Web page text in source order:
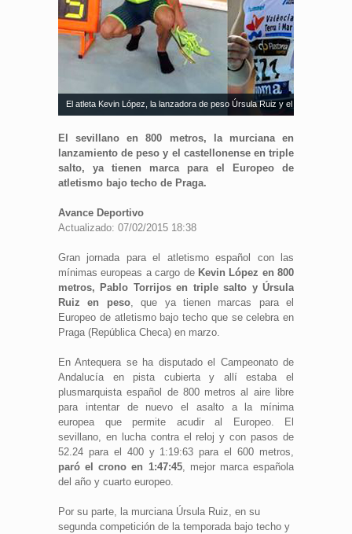
El atleta Kevin López, la lanzadora de peso Úrsula Ruiz y el triplista Pablo
El sevillano en 800 metros, la murciana en
lanzamiento de peso y el castellonense en triple
salto, ya tienen marca para el Europeo de
atletismo bajo techo de Praga.
Avance Deportivo
Actualizado: 07/02/2015 18:38
Gran jornada para el atletismo español con las
mínimas europeas a cargo de Kevin López en 800
metros, Pablo Torrijos en triple salto y Úrsula
Ruiz en peso, que ya tienen marcas para el
Europeo de atletismo bajo techo que se celebra en
Praga (República Checa) en marzo.
En Antequera se ha disputado el Campeonato de
Andalucía en pista cubierta y allí estaba el
plusmarquista español de 800 metros al aire libre
para intentar de nuevo el asalto a la mínima
europea que permite acudir al Europeo. El
sevillano, en lucha contra el reloj y con pasos de
52.24 para el 400 y 1:19:63 para el 600 metros,
paró el crono en 1:47:45, mejor marca española
del año y cuarto europeo.
Por su parte, la murciana Úrsula Ruiz, en su
segunda competición de la temporada bajo techo y